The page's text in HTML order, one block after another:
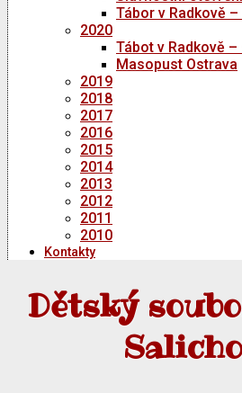
Tábor v Radkově –
2020
Tábot v Radkově –
Masopust Ostrava
2019
2018
2017
2016
2015
2014
2013
2012
2011
2010
Kontakty
Dětský